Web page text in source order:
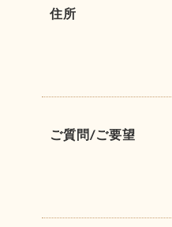
住所
ご質問/ご要望